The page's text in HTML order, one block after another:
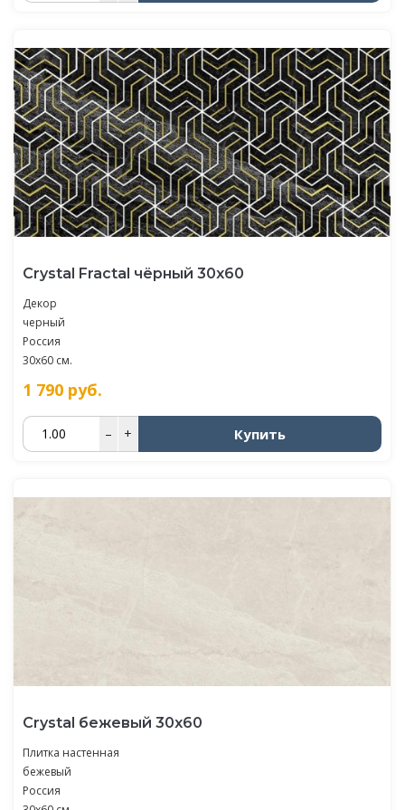
Crystal Fractal чёрный 30х60
Декор
черный
Россия
30x60 см.
1 790 руб.
– + Купить
Crystal бежевый 30х60
Плитка настенная
бежевый
Россия